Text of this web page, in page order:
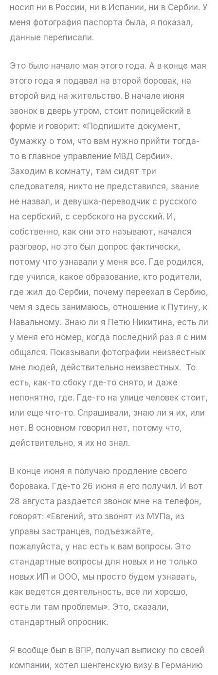
носил ни в России, ни в Испании, ни в Сербии. У
меня фотография паспорта была, я показал,
данные переписали.
Это было начало мая этого года. А в конце мая
этого года я подавал на второй боровак, на
второй вид на жительство. В начале июня
звонок в дверь утром, стоит полицейский в
форме и говорит: «Подпишите документ,
бумажку о том, что вам нужно прийти тогда-
то в главное управление МВД Сербии».
Заходим в комнату, там сидят три
следователя, никто не представился, звание
не назвал, и девушка-переводчик с русского
на сербский, с сербского на русский. И,
собственно, как они это называют, начался
разговор, но это был допрос фактически,
потому что узнавали у меня все. Где родился,
где учился, какое образование, кто родители,
где жил до Сербии, почему переехал в Сербию,
чем я здесь занимаюсь, отношение к Путину, к
Навальному. Знаю ли я Петю Никитина, есть ли
у меня его номер, когда последний раз я с ним
общался. Показывали фотографии неизвестных
мне людей, действительно неизвестных. То
есть, как-то сбоку где-то снято, и даже
непонятно, где. Где-то на улице человек стоит,
или еще что-то. Спрашивали, знаю ли я их, или
нет. В основном говорил нет, потому что,
действительно, я их не знал.
В конце июня я получаю продление своего
боровака. Где-то 26 июня я его получил. И вот
28 августа раздается звонок мне на телефон,
говорят: «Евгений, это звонят из МУПа, из
управы застранцев, подъезжайте,
пожалуйста, у нас есть к вам вопросы. Это
стандартные вопросы для новых и не только
новых ИП и ООО, мы просто будем узнавать,
как ведется деятельность, все ли хорошо,
есть ли там проблемы». Это, сказали,
стандартный опросник.
Я вообще был в ВПР, получал выписку по своей
компании, хотел шенгенскую визу в Германию